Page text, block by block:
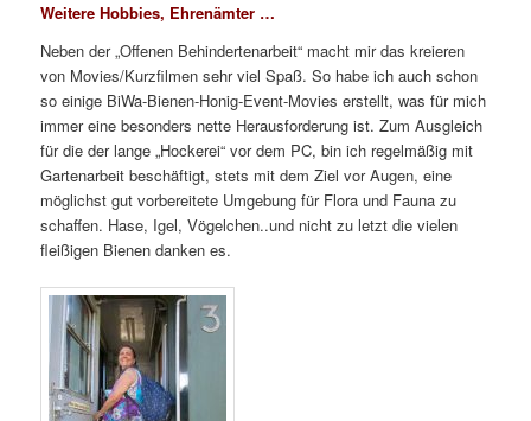
Weitere Hobbies, Ehrenämter …
Neben der „Offenen Behindertenarbeit“ macht mir das kreieren
von Movies/Kurzfilmen sehr viel Spaß. So habe ich auch schon
so einige BiWa-Bienen-Honig-Event-Movies erstellt, was für mich
immer eine besonders nette Herausforderung ist. Zum Ausgleich
für die der lange „Hockerei“ vor dem PC, bin ich regelmäßig mit
Gartenarbeit beschäftigt, stets mit dem Ziel vor Augen, eine
möglichst gut vorbereitete Umgebung für Flora und Fauna zu
schaffen. Hase, Igel, Vögelchen..und nicht zu letzt die vielen
fleißigen Bienen danken es.